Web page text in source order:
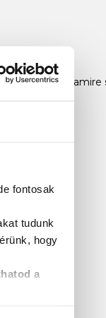
fontosak
tudunk
hogy
a
mindenünk, amire